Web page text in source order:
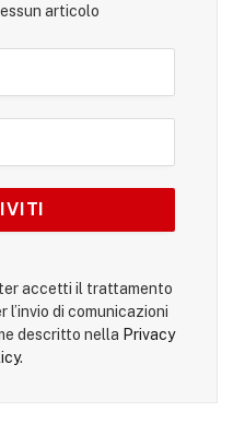
articolo
accetti il trattamento
l’invio di comunicazioni
descritto nella Privacy
.